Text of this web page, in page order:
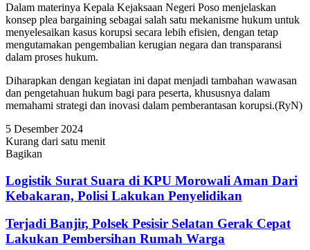
Dalam materinya Kepala Kejaksaan Negeri Poso menjelaskan
konsep plea bargaining sebagai salah satu mekanisme hukum untuk
menyelesaikan kasus korupsi secara lebih efisien, dengan tetap
mengutamakan pengembalian kerugian negara dan transparansi
dalam proses hukum.
Diharapkan dengan kegiatan ini dapat menjadi tambahan wawasan
dan pengetahuan hukum bagi para peserta, khususnya dalam
memahami strategi dan inovasi dalam pemberantasan korupsi.(RyN)
5 Desember 2024
Kurang dari satu menit
Bagikan
via
Email
Logistik Surat Suara di KPU Morowali Aman Dari
Kebakaran, Polisi Lakukan Penyelidikan
Terjadi Banjir, Polsek Pesisir Selatan Gerak Cepat
Lakukan Pembersihan Rumah Warga